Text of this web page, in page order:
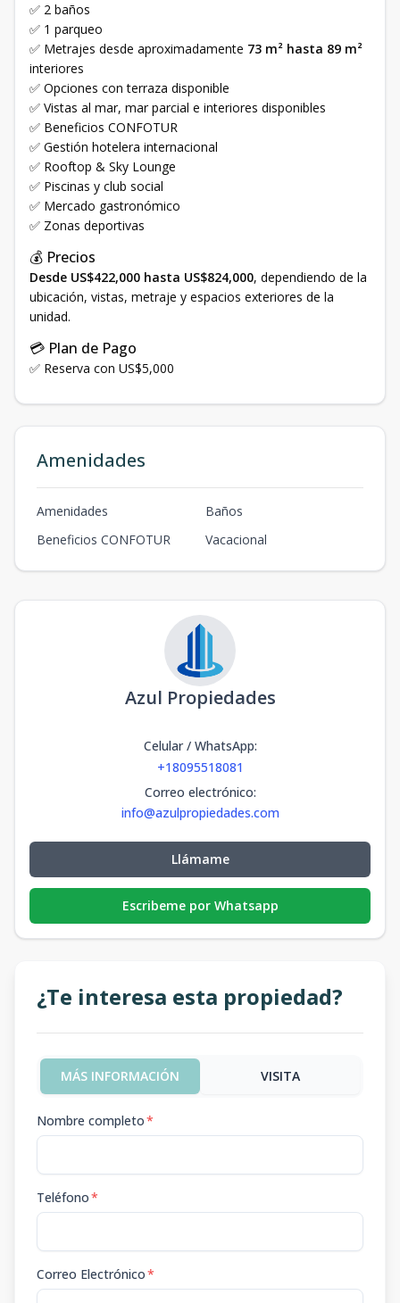
✅ 2 baños
✅ 1 parqueo
✅ Metrajes desde aproximadamente 73 m² hasta 89 m²
interiores
✅ Opciones con terraza disponible
✅ Vistas al mar, mar parcial e interiores disponibles
✅ Beneficios CONFOTUR
✅ Gestión hotelera internacional
✅ Rooftop & Sky Lounge
✅ Piscinas y club social
✅ Mercado gastronómico
✅ Zonas deportivas
💰 Precios
Desde US$422,000 hasta US$824,000, dependiendo de la
ubicación, vistas, metraje y espacios exteriores de la
unidad.
💳 Plan de Pago
✅ Reserva con US$5,000
Amenidades
Amenidades
Baños
Beneficios CONFOTUR
Vacacional
Azul Propiedades
Celular / WhatsApp:
+18095518081
Correo electrónico:
info@azulpropiedades.com
Llámame
Escribeme por Whatsapp
¿Te interesa esta propiedad?
MÁS INFORMACIÓN VISITA
Nombre completo*
Teléfono*
Correo Electrónico*